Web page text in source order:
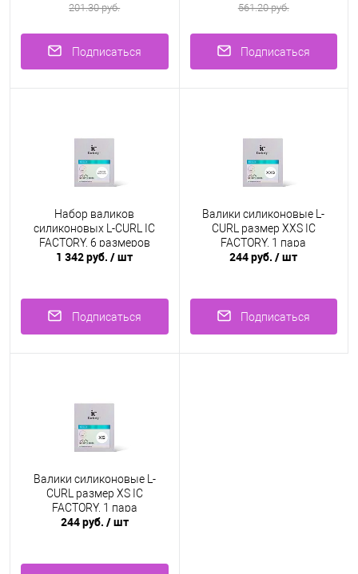
201.30 руб.
Подписаться
561.20 руб.
Подписаться
Набор валиков
силиконовых L-CURL IC
FACTORY, 6 размеров
1 342 руб./ шт
Подписаться
Валики силиконовые L-
CURL размер XXS IC
FACTORY, 1 пара
244 руб./ шт
Подписаться
Валики силиконовые L-
CURL размер XS IC
FACTORY, 1 пара
244 руб. / шт